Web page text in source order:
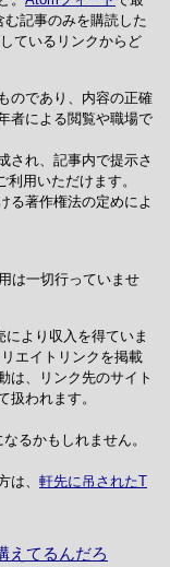
む記事のみを購読した
ているリンクからど
のであり、内容の正確
者による閲覧や職場で
され、記事内で提示さ
利用いただけます。
る著作権法の定めによ
は一切行っていませ
より収入を得ていま
エイトリンクを掲載
は、リンク先のサイト
扱われます。
るかもしれません。
、 軒先に吊されたT
えてるんだろ